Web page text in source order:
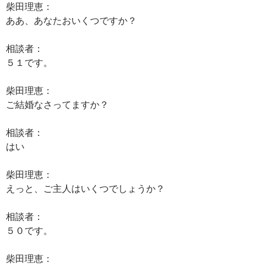
柴田理恵：
ああ、あなたおいくつですか？
相談者：
５１です。
柴田理恵：
ご結婚なさってますか？
相談者：
はい
柴田理恵：
えっと、ご主人はいくつでしょうか？
相談者：
５０です。
柴田理恵：